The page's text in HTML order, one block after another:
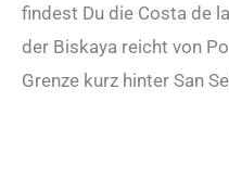
findest Du die Costa de
der Biskaya reicht von
Grenze kurz hinter San